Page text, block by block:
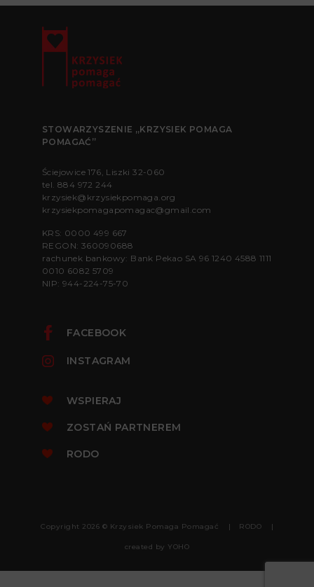
STOWARZYSZENIE „KRZYSIEK POMAGA
POMAGAĆ”
Ściejowice 176, Liszki 32-060
tel. 884 972 244
krzysiek@krzysiekpomaga.org
krzysiekpomagapomagac@gmail.com
KRS: 0000 499 667
REGON: 360090688
rachunek bankowy: Bank Pekao SA 96 1240 4588 1111
0010 6082 5709
NIP: 944-224-75-70
FACEBOOK
INSTAGRAM
WSPIERAJ
ZOSTAŃ PARTNEREM
RODO
Copyright 2026 © Krzysiek Pomaga Pomagać RODO
created by YOHO